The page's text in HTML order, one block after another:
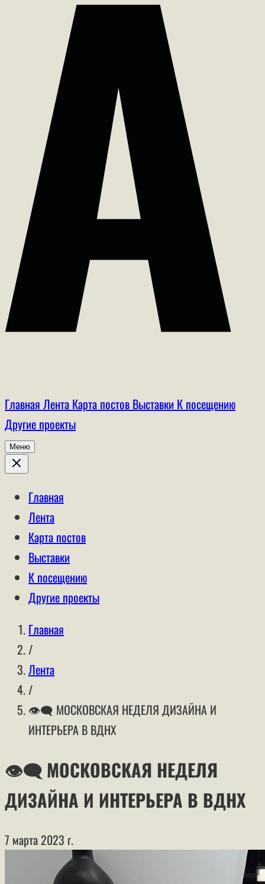
Главная Лента Карта постов Выставки К посещению
Другие проекты
Меню
Главная
Лента
Карта постов
Выставки
К посещению
Другие проекты
Главная
/
Лента
/
👁‍🗨 МОСКОВСКАЯ НЕДЕЛЯ ДИЗАЙНА И
ИНТЕРЬЕРА В ВДНХ
👁‍🗨 МОСКОВСКАЯ НЕДЕЛЯ
ДИЗАЙНА И ИНТЕРЬЕРА В ВДНХ
7 марта 2023 г.